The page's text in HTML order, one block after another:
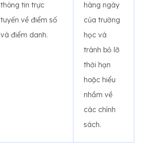
thông tin trực
tuyến về điểm số
và điểm danh.
hàng ngày
của trường
học và
tránh bỏ lỡ
thời hạn
hoặc hiểu
nhầm về
các chính
sách.